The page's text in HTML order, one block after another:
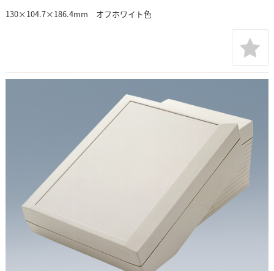
130×104.7×186.4mm オフホワイト色